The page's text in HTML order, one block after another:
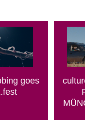
goes
& Downloads